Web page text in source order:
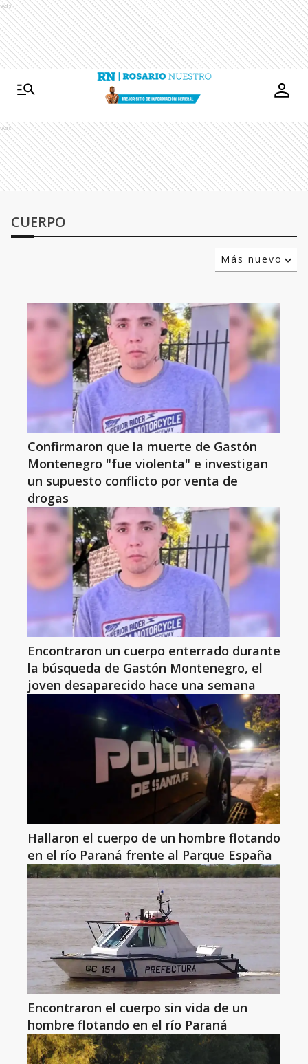
Ads
Ads
CUERPO
Más nuevo
Confirmaron que la muerte de Gastón
Montenegro "fue violenta" e investigan
un supuesto conflicto por venta de
drogas
Encontraron un cuerpo enterrado durante
la búsqueda de Gastón Montenegro, el
joven desaparecido hace una semana
Hallaron el cuerpo de un hombre flotando
en el río Paraná frente al Parque España
Encontraron el cuerpo sin vida de un
hombre flotando en el río Paraná